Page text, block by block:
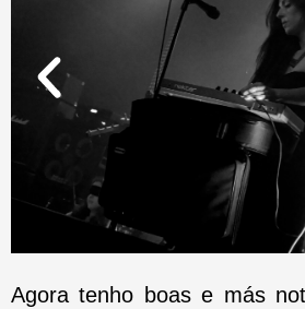
Agora tenho boas e más